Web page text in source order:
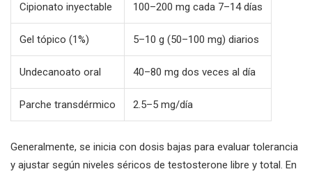
Cipionato inyectable 100–200 mg cada 7–14 días
Gel tópico (1%) 5–10 g (50–100 mg) diarios
Undecanoato oral 40–80 mg dos veces al día
Parche transdérmico 2.5–5 mg/día
Generalmente, se inicia con dosis bajas para evaluar tolerancia
y ajustar según niveles séricos de testosterone libre y total. En